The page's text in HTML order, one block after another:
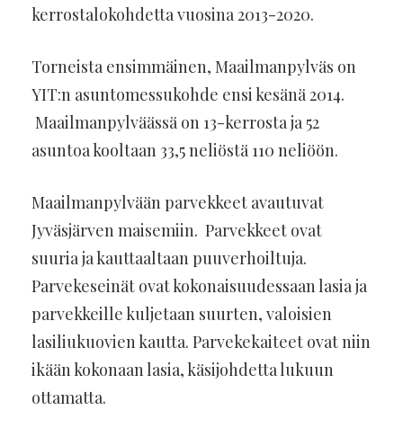
kerrostalokohdetta vuosina 2013-2020.
Torneista ensimmäinen, Maailmanpylväs on
YIT:n asuntomessukohde ensi kesänä 2014.
Maailmanpylväässä on 13-kerrosta ja 52
asuntoa kooltaan 33,5 neliöstä 110 neliöön.
Maailmanpylvään parvekkeet avautuvat
Jyväsjärven maisemiin. Parvekkeet ovat
suuria ja kauttaaltaan puuverhoiltuja.
Parvekeseinät ovat kokonaisuudessaan lasia ja
parvekkeille kuljetaan suurten, valoisien
lasiliukuovien kautta. Parvekekaiteet ovat niin
ikään kokonaan lasia, käsijohdetta lukuun
ottamatta.